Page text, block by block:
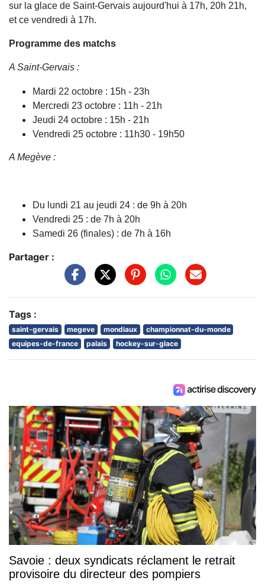
sur la glace de Saint-Gervais aujourd'hui à 17h, 20h 21h,
et ce vendredi à 17h.
Programme des matchs
A Saint-Gervais :
Mardi 22 octobre : 15h - 23h
Mercredi 23 octobre : 11h - 21h
Jeudi 24 octobre : 15h - 21h
Vendredi 25 octobre : 11h30 - 19h50
A Megève :
Du lundi 21 au jeudi 24 : de 9h à 20h
Vendredi 25 : de 7h à 20h
Samedi 26 (finales) : de 7h à 16h
Partager :
Tags :
saint-gervais megeve mondiaux
championnat-du-monde
equipes-de-france
palais hockey-sur-glace
Savoie : deux syndicats réclament le retrait
provisoire du directeur des pompiers